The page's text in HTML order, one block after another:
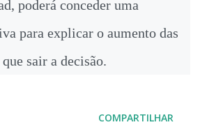
poderá conceder uma
para explicar o aumento das
sair a decisão.
COMPARTILHAR